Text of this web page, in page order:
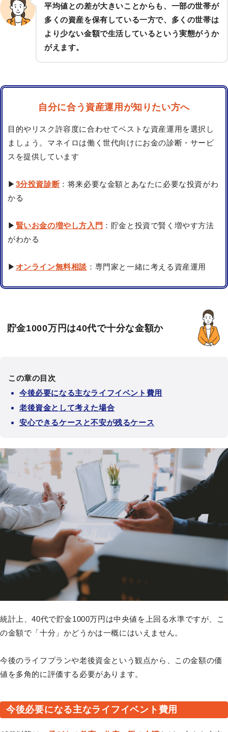
平均値との差が大きいことからも、一部の世帯が
多くの資産を保有している一方で、多くの世帯は
より少ない金額で生活しているという実態がうか
がえます。
自分に合う資産運用が知りたい方へ
目的やリスク許容度に合わせてベストな資産運用を選択し
ましょう。マネイロは働く世代向けにお金の診断・サービ
スを提供しています
▶ 3分投資診断：将来必要な金額とあなたに必要な投資がわ
かる
▶ 賢いお金の増やし方入門 ：貯金と投資で賢く増やす方法
がわかる
▶ オンライン無料相談 ：専門家と一緒に考える資産運用
貯金1000万円は40代で十分な金額か
この章の目次
今後必要になる主なライフイベント費用
老後資金として考えた場合
安心できるケースと不安が残るケース
統計上、40代で貯金1000万円は中央値を上回る水準ですが、こ
の金額で「十分」かどうかは一概にはいえません。
今後のライフプランや老後資金という観点から、この金額の価
値を多角的に評価する必要があります。
今後必要になる主なライフイベント費用